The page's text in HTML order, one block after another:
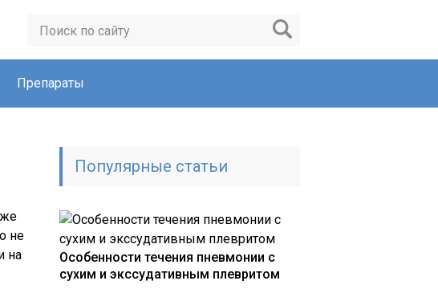
Препараты
не
на
Популярные статьи
Особенности течения пневмонии с
сухим и экссудативным плевритом